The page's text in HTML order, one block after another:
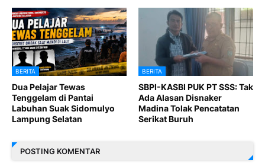
BERITA
Dua Pelajar Tewas
Tenggelam di Pantai
Labuhan Suak Sidomulyo
Lampung Selatan
BERITA
SBPI-KASBI PUK PT SSS: Tak
Ada Alasan Disnaker
Madina Tolak Pencatatan
Serikat Buruh
POSTING KOMENTAR